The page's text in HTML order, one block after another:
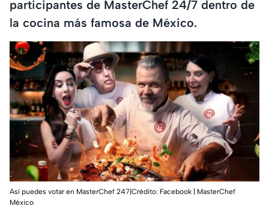
participantes de MasterChef 24/7 dentro de
la cocina más famosa de México.
Así puedes votar en MasterChef 247|Crédito: Facebook | MasterChef
México